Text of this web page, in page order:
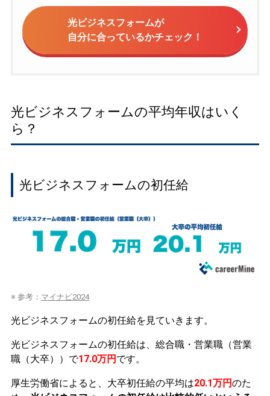
光ビジネスフォームが
自分に合っているかチェック！
光ビジネスフォームの平均年収はいく
ら？
光ビジネスフォームの初任給
※ 参考： マイナビ2024
光ビジネスフォームの初任給を見ていきます。
光ビジネスフォームの初任給は、総合職・営業職（営業
職（大卒））で17.0万円 です。
厚生労働省によると、大卒初任給の平均は20.1万円のた